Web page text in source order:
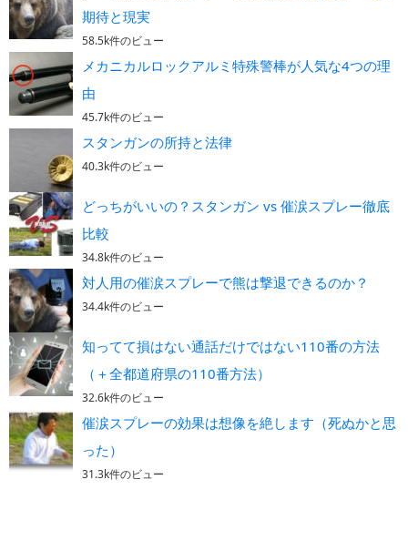
期待と現実
58.5k件のビュー
メカニカルロックアルミ特殊警棒が人気な4つの理
由
45.7k件のビュー
スタンガンの所持と法律
40.3k件のビュー
どっちがいいの？スタンガン vs 催涙スプレー徹底
比較
34.8k件のビュー
対人用の催涙スプレーで熊は撃退できるのか？
34.4k件のビュー
知ってて損はない通話だけではない110番の方法
（＋全都道府県の110番方法）
32.6k件のビュー
催涙スプレーの効果は想像を絶します（死ぬかと思
った）
31.3k件のビュー